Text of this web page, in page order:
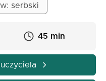
zadań, kreatywne gry
serbski
45 min